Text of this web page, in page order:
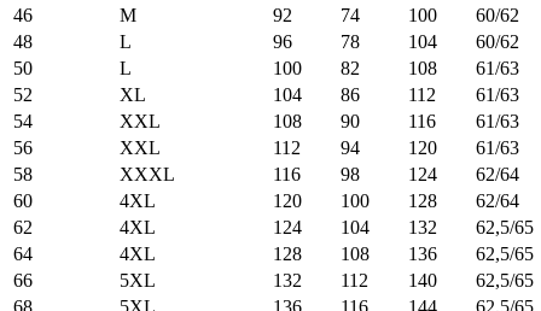
46
M 92 74 100
60/62
48
L 96 78 104
60/62
50
L 100 82 108
61/63
52
XL 104 86 112
61/63
54
XXL 108 90 116
61/63
56
XXL 112 94 120
61/63
58
XXXL 116 98 124
62/64
60
4XL 120 100 128
62/64
62
4XL 124 104 132
62,5/65
64
4XL 128 108 136
62,5/65
66
5XL 132 112 140
62,5/65
68
5XL 136 116 144
62,5/65